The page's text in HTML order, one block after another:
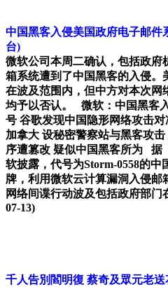
中国黑客入侵美国政府电子邮件
台)
微软公司本周二确认，包括政府
箱系统遭到了中国黑客的入侵。
在波及范围内，但中方对本次网
均予以否认。 微软：中国黑客
号 谷歌发现中国隐形网络攻击
加拿大 设秘密警察站与黑客攻
序遭篡改 疑似中国黑客所为 据
软披露，代号为Storm-0558的
牌，利用微软云计算漏洞入侵
网络间谍行动波及包括政府部门
07-13)
千人告別閻明復 蔡奇及眾元老